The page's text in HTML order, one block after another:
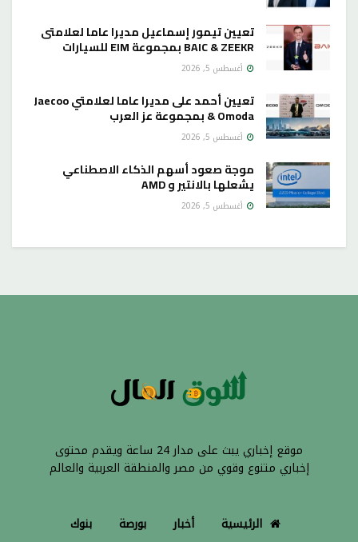
تعيين تيمور إسماعيل مديرا عاما لعلامتى
BAIC & ZEEKR بمجموعة EIM للسيارات
أغسطس 5, 2026
تعيين أحمد على مديرا عاما لعلامتي Jaecoo
& Omoda بمجموعة عز العرب
أغسطس 5, 2026
موجة صعود أسهم الذكاء الاصطناعي
يشعلها بالانتير و AMD
أغسطس 5, 2026
موقع إخباري يبث على مدار 24 ساعة ويقدم محتوى
إخباري متنوع وقوي من مصر والمنطقة العربية والعالم
الرئيسية أخبار بورصة بنوك